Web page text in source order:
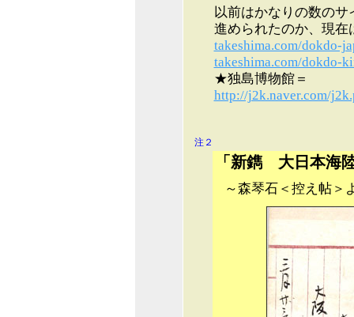
以前はかなりの数の
進められたのか、現在
takeshima.com/dokdo-
takeshima.com/dokdo-
★独島博物館＝
http://j2k.naver.com/
注２
「新鐫 大日本海
～森琴石＜控え帖＞